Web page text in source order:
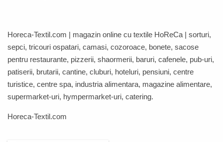
Horeca-Textil.com | magazin online cu textile HoReCa | sorturi,
sepci, tricouri ospatari, camasi, cozoroace, bonete, sacose
pentru restaurante, pizzerii, shaormerii, baruri, cafenele, pub-uri,
patiserii, brutarii, cantine, cluburi, hoteluri, pensiuni, centre
turistice, centre spa, industria alimentara, magazine alimentare,
supermarket-uri, hympermarket-uri, catering.
Horeca-Textil.com